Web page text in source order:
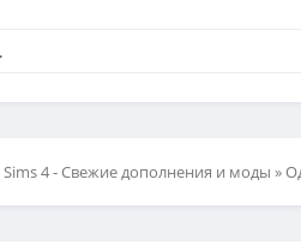
Sims 4 - Свежие дополнения и моды »